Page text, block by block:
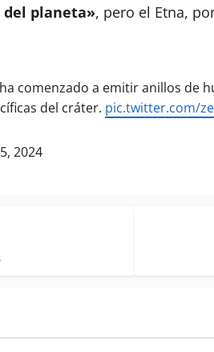
del planeta», pero el Etna,
ha comenzado a emitir anillos
del cráter. pic.twitter.com/
2024